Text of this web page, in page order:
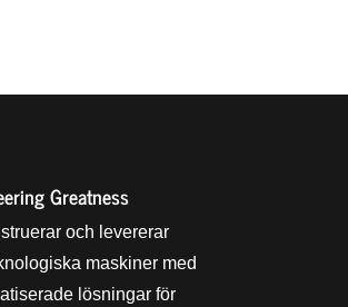
Greatness
och levererar
maskiner med
lösningar för